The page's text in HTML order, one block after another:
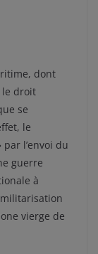
dont
le droit
se
le
l’envoi du
guerre
à
vierge de